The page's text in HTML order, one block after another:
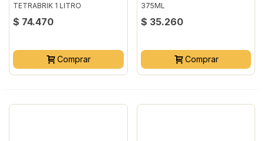
TETRABRIK 1 LITRO
$ 74.470
Comprar
375ML
$ 35.260
Comprar